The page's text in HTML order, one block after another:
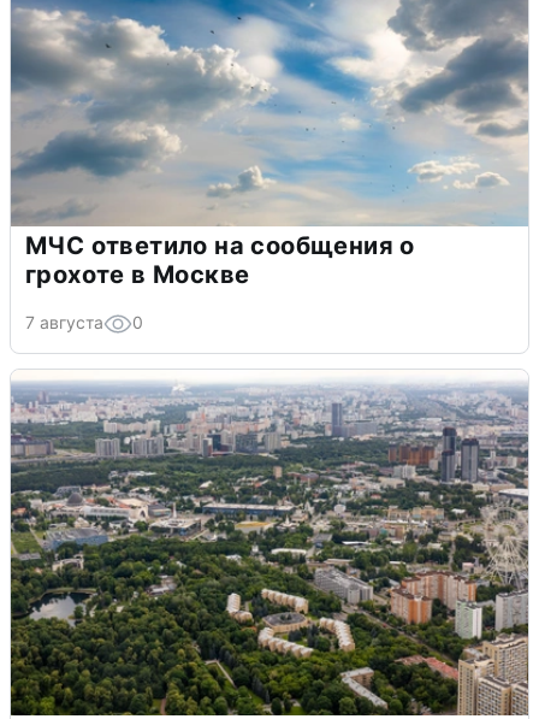
МЧС ответило на сообщения о
грохоте в Москве
7 августа 0